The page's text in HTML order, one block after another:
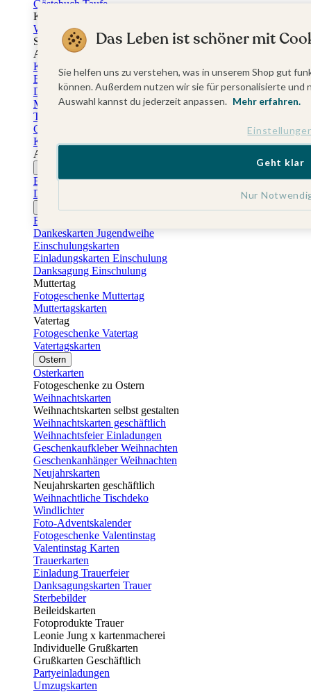
Gästebuch Taufe
Kartenbox Taufe
Willkommensschilder Taufe
Sticker Taufe
Absenderaufkleber Taufe
Konfirmationskarten
Einladungskarten Konfirmation
Danksagung Konfirmation
Menükarten Konfirmation
Tischkarten Konfirmation
Gästebuch Konfirmation
Kerzen Konfirmation
Aufkleber zum Anlass Ihres Kindes
Einladungskarten Firmung
Dankeskarten Firmung
Jugendweihekarten
Einladungskarten Jugendweihe
Dankeskarten Jugendweihe
Einschulungskarten
Einladungskarten Einschulung
Danksagung Einschulung
Muttertag
Fotogeschenke Muttertag
Muttertagskarten
Vatertag
Fotogeschenke Vatertag
Vatertagskarten
Ostern
Osterkarten
Fotogeschenke zu Ostern
Weihnachtskarten
Weihnachtskarten selbst gestalten
Weihnachtskarten geschäftlich
Weihnachtsfeier Einladungen
Geschenkaufkleber Weihnachten
Geschenkanhänger Weihnachten
Neujahrskarten
Neujahrskarten geschäftlich
Weihnachtliche Tischdeko
Windlichter
Foto-Adventskalender
Fotogeschenke Valentinstag
Valentinstag Karten
Trauerkarten
Einladung Trauerfeier
Danksagungskarten Trauer
Sterbebilder
Beileidskarten
Fotoprodukte Trauer
Leonie Jung x kartenmacherei
Individuelle Grußkarten
Grußkarten Geschäftlich
Partyeinladungen
Umzugskarten
Das Leben ist schöner mit
Sie helfen uns zu verstehen, was in unserem Shop gut
können. Außerdem nutzen wir sie für personalisierte
Auswahl kannst du jederzeit anpassen. Mehr erfahren.
Nur
Geht klar